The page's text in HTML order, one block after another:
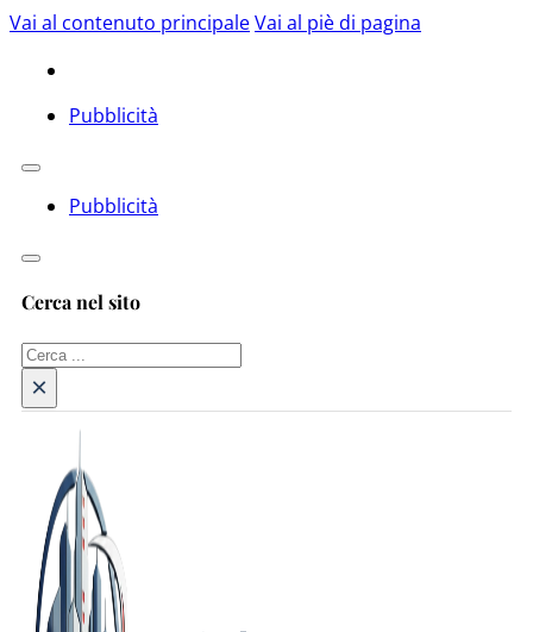
Vai al contenuto principaleVai al piè di pagina
Pubblicità
Pubblicità
Cerca nel sito
Cerca
×